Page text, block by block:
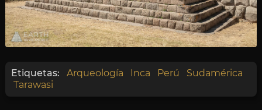
Etiquetas: Arqueología Inca Perú
Sudamérica
Tarawasi